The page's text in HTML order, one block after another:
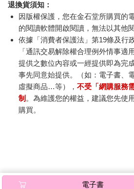
退換貨須知：
因版權保護，您在金石堂所購買的
的閱讀軟體開啟閱讀，無法以其他
依據「消費者保護法」第19條及行
「通訊交易解除權合理例外情事適
提供之數位內容或一經提供即為完
事先同意始提供。（如：電子書、
虛擬商品…等），不受「網購服務
制 。為維護您的權益，建議您先使
購買。
電子書